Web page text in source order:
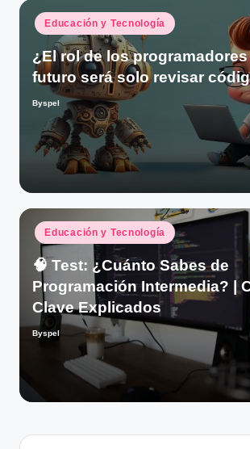
Publicado
en
Educación y Tecnología
¿El rol de los programadores
futuro será solo revisar
Publicado
Byspel
Publicado
en
Educación y Tecnología
🧠 Test: ¿Cuánto Sabes de
Programación Intermedia? |
Clave Explicados
Publicado
Byspel